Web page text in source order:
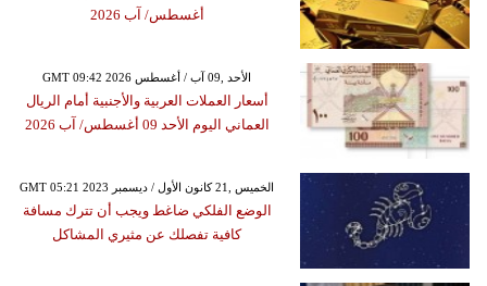
أغسطس/ آب 2026
GMT 09:42 2026 الأحد ,09 آب / أغسطس
أسعار العملات العربية والأجنبية أمام الريال
العماني اليوم الأحد 09 أغسطس/ آب 2026
GMT 05:21 2023 الخميس ,21 كانون الأول / ديسمبر
الوضع الفلكي ضاغط ويجب أن تترك مسافة
كافية تفصلك عن مثيري المشاكل